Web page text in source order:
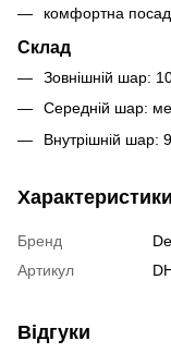
комфортна
Склад
Зовнішній шар:
Середній шар:
Внутрішній шар:
Характеристики
Бренд
Артикул
Відгуки